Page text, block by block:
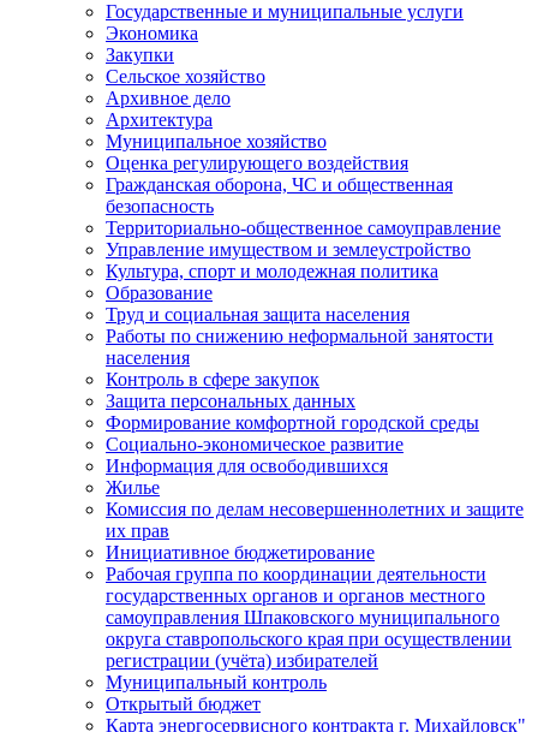
Государственные и муниципальные услуги
Экономика
Закупки
Сельское хозяйство
Архивное дело
Архитектура
Муниципальное хозяйство
Оценка регулирующего воздействия
Гражданская оборона, ЧС и общественная
безопасность
Территориально-общественное самоуправление
Управление имуществом и землеустройство
Культура, спорт и молодежная политика
Образование
Труд и социальная защита населения
Работы по снижению неформальной занятости
населения
Контроль в сфере закупок
Защита персональных данных
Формирование комфортной городской среды
Социально-экономическое развитие
Информация для освободившихся
Жилье
Комиссия по делам несовершеннолетних и защите
их прав
Инициативное бюджетирование
Рабочая группа по координации деятельности
государственных органов и органов местного
самоуправления Шпаковского муниципального
округа ставропольского края при осуществлении
регистрации (учёта) избирателей
Муниципальный контроль
Открытый бюджет
Карта энергосервисного контракта г. Михайловск"